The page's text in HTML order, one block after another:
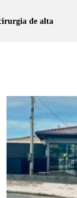
de alta